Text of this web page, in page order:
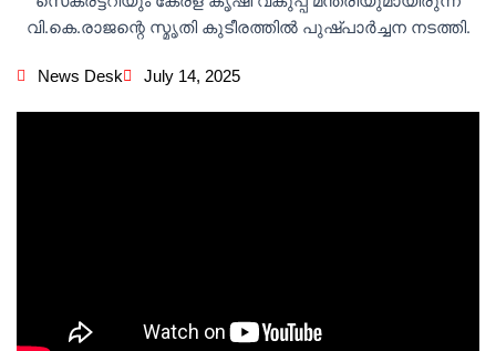
News Desk July 14, 2025